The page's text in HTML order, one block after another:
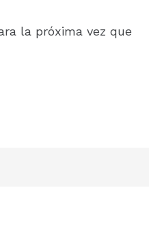
la próxima vez que